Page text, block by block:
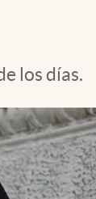
los días.